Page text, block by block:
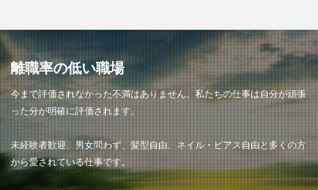
離職率の低い職場
今まで評価されなかった不満はありません。私たちの仕事は自分が頑張
った分が明確に評価されます。
未経験者歓迎、男女問わず、髪型自由、ネイル・ピアス自由と多くの方
から愛されている仕事です。